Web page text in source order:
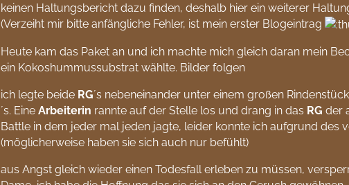
keinen Haltungsbericht dazu finden, deshalb hier ein weiterer
(Verzeiht mir bitte anfängliche Fehler, ist mein erster Blogeintrag
Heute kam das Paket an und ich machte mich gleich daran mein
ein Kokoshummussubstrat wählte. Bilder folgen
ich legte beide RG´s nebeneinander unter einem großen
´s. EineArbeiterin rannte auf der Stelle los und drang in das RG der
Battle in dem jeder mal jeden jagte, leider konnte ich aufgrund des
(möglicherweise haben sie sich auch nur befühlt)
aus Angst gleich wieder einen Todesfall erleben zu müssen,